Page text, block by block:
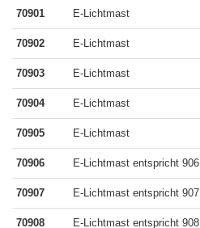
70901 E-Lichtmast
70902 E-Lichtmast
70903 E-Lichtmast
70904 E-Lichtmast
70905 E-Lichtmast
70906 E-Lichtmast entspricht 906
70907 E-Lichtmast entspricht 907
70908 E-Lichtmast entspricht 908